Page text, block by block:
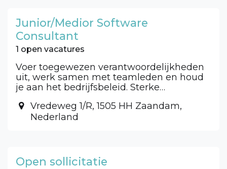
Junior/Medior Software
Consultant
1 open vacatures
Voer toegewezen verantwoordelijkheden
uit, werk samen met teamleden en houd
je aan het bedrijfsbeleid. Sterke
denken en werkethiek zijn vereist.
Aanpassingsvermogen, initiatiefname en
Vredeweg 1/R, 1505 HH Zaandam,
Nederland
Open sollicitatie